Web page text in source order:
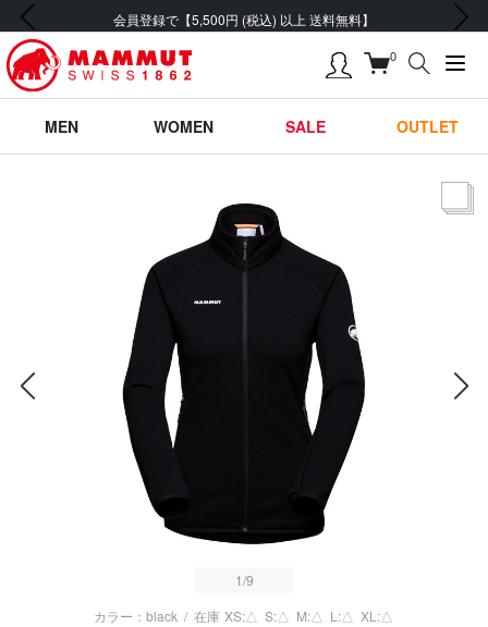
会員登録で【5,500円 (税込) 以上 送料無料】
前の画像 次の画像
0
MEN WOMEN SALE OUTLET
1/9
カラー：black / 在庫 XS:△ S:△ M:△ L:△ XL:△